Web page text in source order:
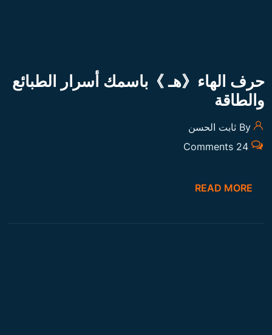
حرف الهاء《هـ 》باسمك أسرار الطبائع
والطاقة
24 Comments
READ MORE